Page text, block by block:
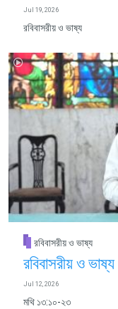
Jul 19, 2026
রবিবাসরীয় ও ভাষ্য
রবিবাসরীয় ও ভাষ্য
রবিবাসরীয় ও ভাষ্য
Jul 12, 2026
মথি ১৩:১০-২৩